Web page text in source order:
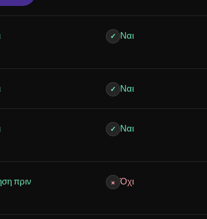
✓ Ναι
✓ Ναι
✓ Ναι
πριν
× Όχι